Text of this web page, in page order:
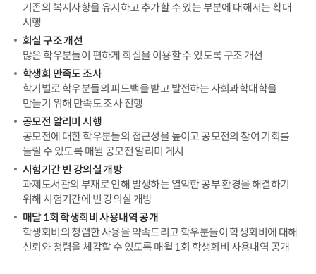
기존의 복지사항을 유지하고 추가할 수 있는 부분에 대해서는 확대
시행
회실 구조 개선
많은 학우분들이 편하게 회실을 이용할 수 있도록 구조 개선
학생회 만족도 조사
학기별로 학우분들의 피드백을 받고 발전하는 사회과학대학을
만들기 위해 만족도 조사 진행
공모전 알리미 시행
공모전에 대한 학우분들의 접근성을 높이고 공모전의 참여 기회를
늘릴 수 있도록 매월 공모전 알리미 게시
시험기간 빈 강의실 개방
과제도서관의 부재로 인해 발생하는 열악한 공부 환경을 해결하기
위해 시험기간에 빈 강의실 개방
매달 1회 학생회비 사용내역 공개
학생회비의 청렴한 사용을 약속드리고 학우분들이 학생회비에 대해
신뢰와 청렴을 체감할 수 있도록 매월 1회 학생회비 사용내역 공개